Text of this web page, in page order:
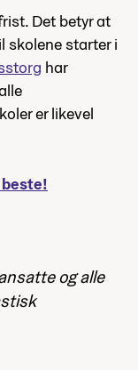
Det betyr at
skolene starter i
har
er likevel
og alle